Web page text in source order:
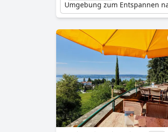
Umgebung zum Entspannen